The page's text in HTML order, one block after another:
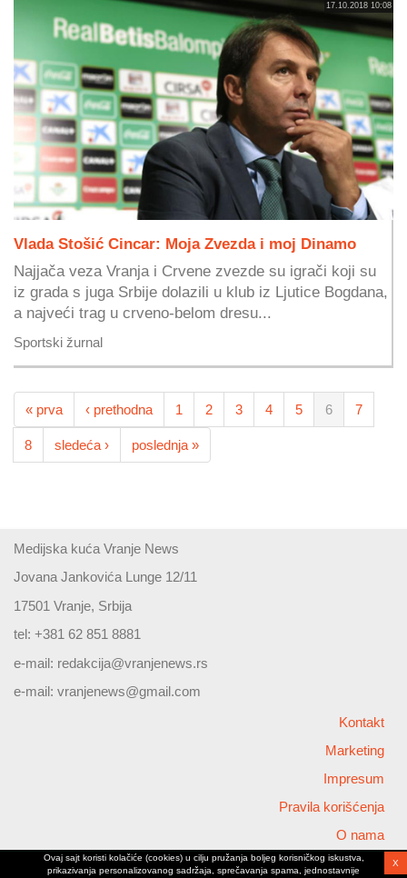
17.10.2018 10:08
Vlada Stošić Cincar: Moja Zvezda i moj Dinamo
Najjača veza Vranja i Crvene zvezde su igrači koji su
iz grada s juga Srbije dolazili u klub iz Ljutice Bogdana,
a najveći trag u crveno-belom dresu...
Sportski žurnal
« prva ‹ prethodna 1 2 3 4 5 6 7
8 sledeća › poslednja »
Medijska kuća Vranje News
Jovana Jankovića Lunge 12/11
17501 Vranje, Srbija
tel: +381 62 851 8881
e-mail: redakcija@vranjenews.rs
e-mail: vranjenews@gmail.com
Kontakt
Marketing
Impresum
Pravila korišćenja
O nama
Copyright © 2026 Vranjenews
Ovaj sajt koristi kolačiće (cookies) u cilju pružanja boljeg korisničkog iskustva,
prikazivanja personalizovanog sadržaja, sprečavanja spama, jednostavnije
X